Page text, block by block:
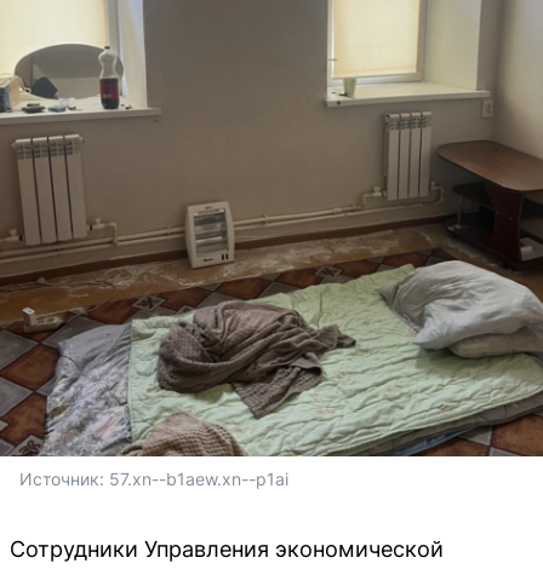
Источник: 57.xn--b1aew.xn--p1ai
Сотрудники Управления экономической